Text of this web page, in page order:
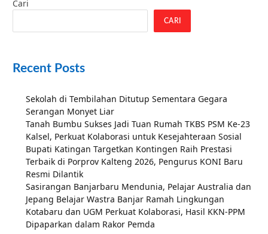
Cari
CARI
Recent Posts
Sekolah di Tembilahan Ditutup Sementara Gegara
Serangan Monyet Liar
Tanah Bumbu Sukses Jadi Tuan Rumah TKBS PSM Ke-23
Kalsel, Perkuat Kolaborasi untuk Kesejahteraan Sosial
Bupati Katingan Targetkan Kontingen Raih Prestasi
Terbaik di Porprov Kalteng 2026, Pengurus KONI Baru
Resmi Dilantik
Sasirangan Banjarbaru Mendunia, Pelajar Australia dan
Jepang Belajar Wastra Banjar Ramah Lingkungan
Kotabaru dan UGM Perkuat Kolaborasi, Hasil KKN-PPM
Dipaparkan dalam Rakor Pemda